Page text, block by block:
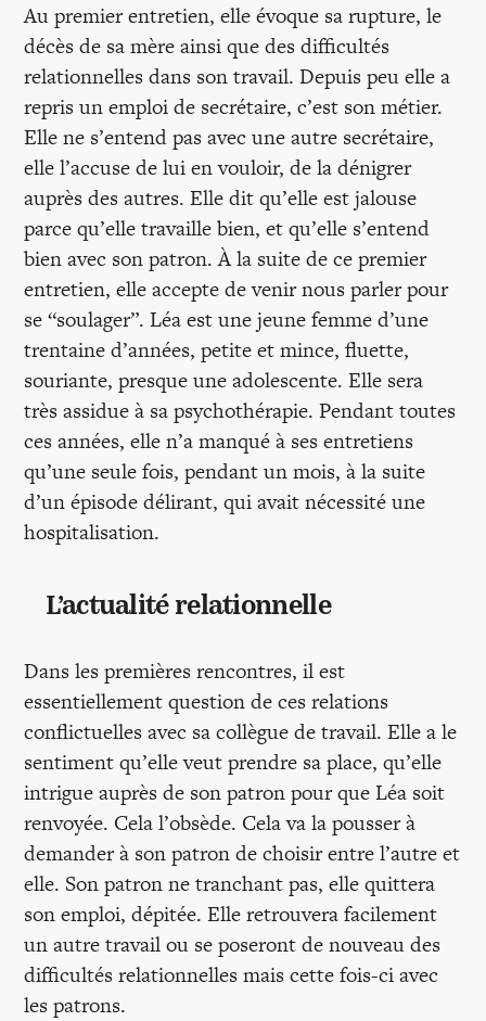
Au premier entretien, elle évoque sa rupture, le
décès de sa mère ainsi que des difficultés
relationnelles dans son travail. Depuis peu elle a
repris un emploi de secrétaire, c’est son métier.
Elle ne s’entend pas avec une autre secrétaire,
elle l’accuse de lui en vouloir, de la dénigrer
auprès des autres. Elle dit qu’elle est jalouse
parce qu’elle travaille bien, et qu’elle s’entend
bien avec son patron. À la suite de ce premier
entretien, elle accepte de venir nous parler pour
se “soulager”. Léa est une jeune femme d’une
trentaine d’années, petite et mince, fluette,
souriante, presque une adolescente. Elle sera
très assidue à sa psychothérapie. Pendant toutes
ces années, elle n’a manqué à ses entretiens
qu’une seule fois, pendant un mois, à la suite
d’un épisode délirant, qui avait nécessité une
hospitalisation.
L’actualité relationnelle
Dans les premières rencontres, il est
essentiellement question de ces relations
conflictuelles avec sa collègue de travail. Elle a le
sentiment qu’elle veut prendre sa place, qu’elle
intrigue auprès de son patron pour que Léa soit
renvoyée. Cela l’obsède. Cela va la pousser à
demander à son patron de choisir entre l’autre et
elle. Son patron ne tranchant pas, elle quittera
son emploi, dépitée. Elle retrouvera facilement
un autre travail ou se poseront de nouveau des
difficultés relationnelles mais cette fois-ci avec
les patrons.